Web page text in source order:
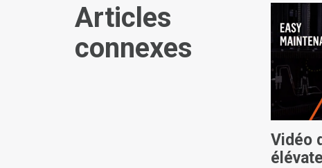
Articles
connexes
Vidéo